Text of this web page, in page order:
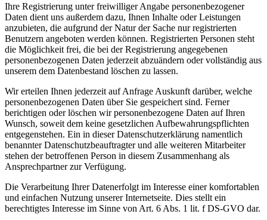
Ihre Registrierung unter freiwilliger Angabe personenbezogener
Daten dient uns außerdem dazu, Ihnen Inhalte oder Leistungen
anzubieten, die aufgrund der Natur der Sache nur registrierten
Benutzern angeboten werden können. Registrierten Personen steht
die Möglichkeit frei, die bei der Registrierung angegebenen
personenbezogenen Daten jederzeit abzuändern oder vollständig aus
unserem dem Datenbestand löschen zu lassen.
Wir erteilen Ihnen jederzeit auf Anfrage Auskunft darüber, welche
personenbezogenen Daten über Sie gespeichert sind. Ferner
berichtigen oder löschen wir personenbezogene Daten auf Ihren
Wunsch, soweit dem keine gesetzlichen Aufbewahrungspflichten
entgegenstehen. Ein in dieser Datenschutzerklärung namentlich
benannter Datenschutzbeauftragter und alle weiteren Mitarbeiter
stehen der betroffenen Person in diesem Zusammenhang als
Ansprechpartner zur Verfügung.
Die Verarbeitung Ihrer Datenerfolgt im Interesse einer komfortablen
und einfachen Nutzung unserer Internetseite. Dies stellt ein
berechtigtes Interesse im Sinne von Art. 6 Abs. 1 lit. f DS-GVO dar.